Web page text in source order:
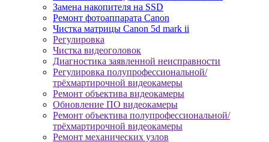
Замена накопителя на SSD
Ремонт фотоаппарата Canon
Чистка матрицы Canon 5d mark ii
Регулировка
Чистка видеоголовок
Диагностика заявленной неисправности
Регулировка полупрофессиональной/
трёхмартирочной видеокамеры
Ремонт объектива видеокамеры
Обновление ПО видеокамеры
Ремонт объектива полупрофессиональной/
трёхмартирочной видеокамеры
Ремонт механических узлов